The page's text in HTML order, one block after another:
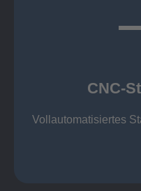
CNC-
Vollautomatisiertes
Stahl bis 6 mm
großer Standard-